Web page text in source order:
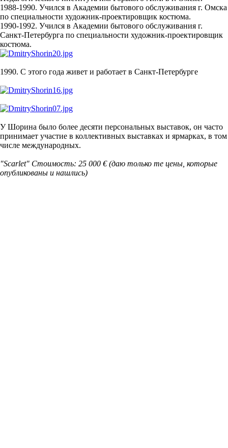
1988-1990. Учился в Академии бытового обслуживания г. Омска
по специальности художник-проектировщик костюма.
1990-1992. Учился в Академии бытового обслуживания г.
Санкт-Петербурга по специальности художник-проектировщик
костюма.
1990. С этого года живет и работает в Санкт-Петербурге
У Шорина было более десяти персональных выставок, он часто
принимает участие в коллективных выставках и ярмарках, в том
числе международных.
"Scarlet" Стоимость: 25 000 €(даю только те цены, которые
опубликованы и нашлись)